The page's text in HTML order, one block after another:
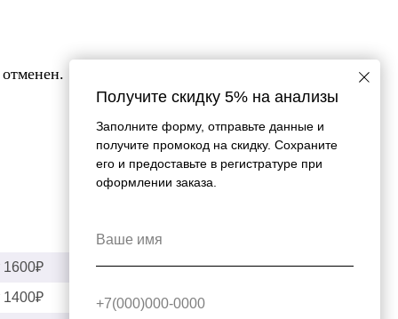
Получите скидку 5% на анализы
Заполните форму, отправьте данные и
получите промокод на скидку. Сохраните
его и предоставьте в регистратуре при
оформлении заказа.
Ваше имя
+7(000)000-0000
1600₽
1400₽